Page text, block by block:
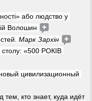
або людство у
Волошин
Марк Зархін
столу: «500 РОКІВ
цивилизационный
кто знает, куда идёт